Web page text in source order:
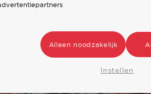
Instellen
Alleen noodzakelijk